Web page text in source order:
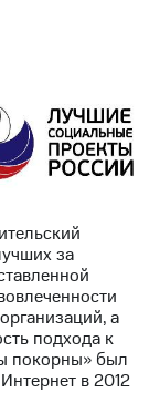
за
а
подхода к
покорны» был
в 2012